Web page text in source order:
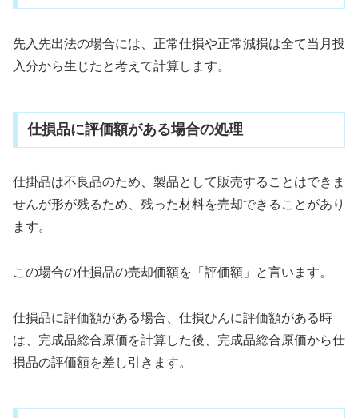
先入先出法の場合には、正常仕損や正常減損は全て当月投
入分から生じたと考えて計算します。
仕損品に評価額がある場合の処理
仕掛品は不良品のため、製品として販売することはできま
せんが形が残るため、残った材料を売却できることがあり
ます。
この場合の仕損品の売却価額を「評価額」と言います。
仕損品に評価額がある場合、仕損ひんに評価額がある時
は、完成品総合原価を計算した後、完成品総合原価から仕
損品の評価額を差し引きます。